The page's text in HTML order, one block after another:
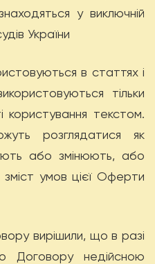
у виключній
України
в статтях і
тільки
користування текстом.
розглядатися як
або змінюють, або
умов цієї Оферти
вирішили, що в разі
Договору недійсною